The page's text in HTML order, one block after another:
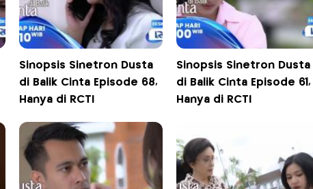
Sinopsis Sinetron Dusta
di Balik Cinta Episode 68,
Hanya di RCTI
Sinopsis Sinetron Dusta
di Balik Cinta Episode 61,
Hanya di RCTI